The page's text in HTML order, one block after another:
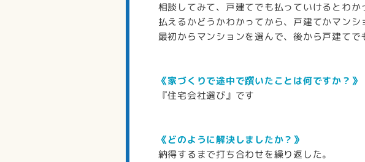
相談してみて、戸建てでも払っていけるとわか
払えるかどうかわかってから、戸建てかマンシ
最初からマンションを選んで、後から戸建てで
《家づくりで途中で躓いたことは何ですか？》
『住宅会社選び』です
《どのように解決しましたか？》
納得するまで打ち合わせを繰り返した。